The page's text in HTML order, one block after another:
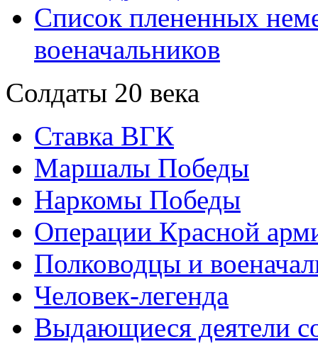
Список плененных
военачальников
Солдаты 20 века
Ставка ВГК
Маршалы Победы
Наркомы Победы
Операции Красной
Полководцы и
Человек-легенда
Выдающиеся деятели